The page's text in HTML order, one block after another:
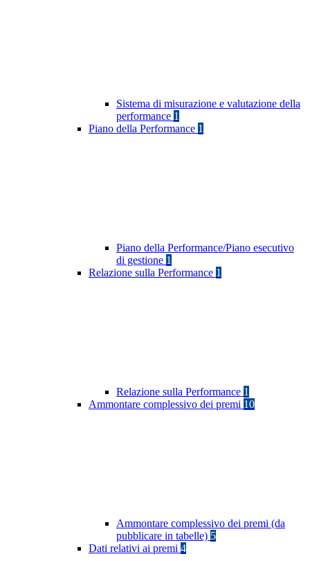
Sistema di misurazione e valutazione della
performance 1
Piano della Performance 1
Piano della Performance/Piano esecutivo
di gestione 1
Relazione sulla Performance 1
Relazione sulla Performance 1
Ammontare complessivo dei premi 10
Ammontare complessivo dei premi (da
pubblicare in tabelle) 5
Dati relativi ai premi 4